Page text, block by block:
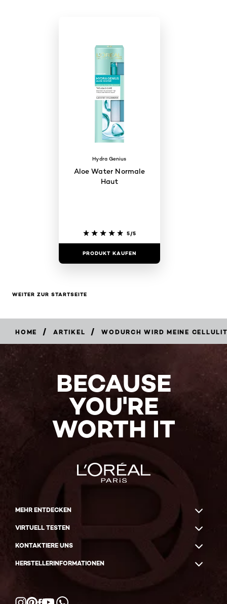
Hydra Genius
Aloe Water Normale
Haut
5/5
PRODUKT KAUFEN
WEITER ZUR STARTSEITE
HOME / ARTIKEL / WODURCH WIRD MEINE
BECAUSE
YOU'RE
WORTH IT
MEHR ENTDECKEN
VIRTUELL TESTEN
KONTAKTIERE UNS
HERSTELLERINFORMATIONEN